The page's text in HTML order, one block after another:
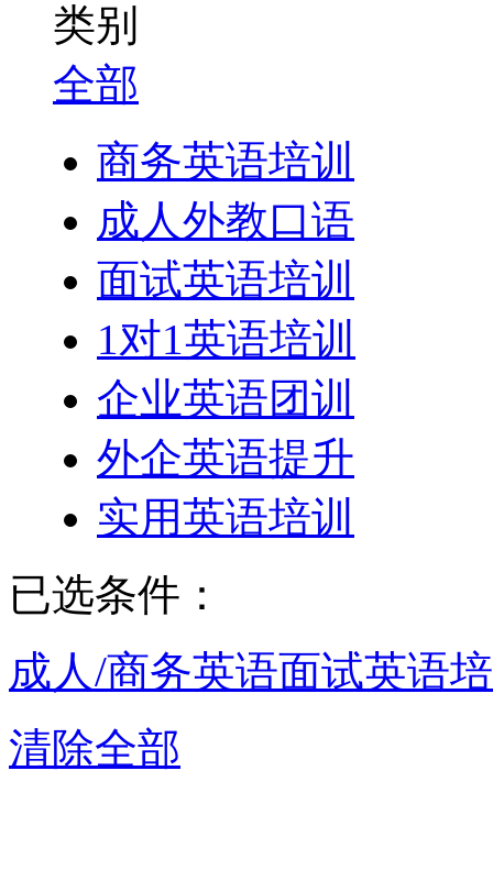
类别
全部
商务英语培训
成人外教口语
面试英语培训
1对1英语培训
企业英语团训
外企英语提升
实用英语培训
已选条件：
成人/商务英语面试英语
清除全部